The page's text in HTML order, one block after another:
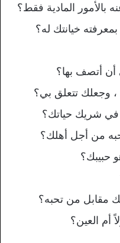
بالأمور المادية فقط؟
خيانتك له؟
أن أتصف بها؟
وجعلك تتعلق بي؟
في شريك حياتك؟
من أجل أهلك؟
حبيبك؟
مقابل من تحبه؟
أم العين؟